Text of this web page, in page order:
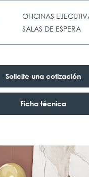
OFICINAS
SALAS DE ESPERA
Solicite una cotización
Ficha técnica